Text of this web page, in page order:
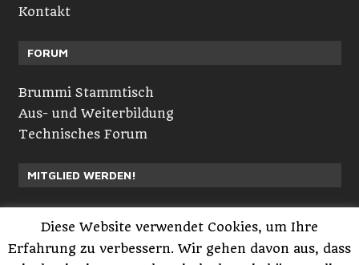
Kontakt
FORUM
Brummi Stammtisch
Aus- und Weiterbildung
Technisches Forum
MITGLIED WERDEN!
Registrieren
Anmelden
Diese Website verwendet Cookies, um Ihre
Erfahrung zu verbessern. Wir gehen davon aus, dass